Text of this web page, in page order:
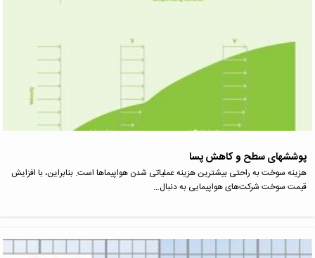
پوشش­های سطح و کاهش پسا
هزینه سوخت به راحتی بیشترین هزینه عملیاتی شدن هواپیماها است. بنابراین، با افزایش
قیمت سوخت شرکت‌های هواپیمایی به دنبال…